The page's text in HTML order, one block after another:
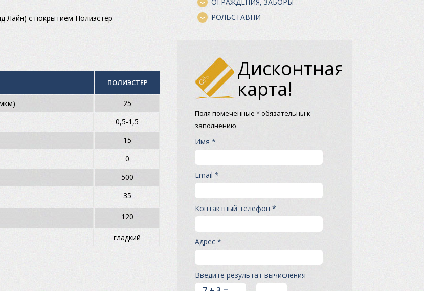
Лайн) с покрытием Полиэстер
ПОЛИЭСТЕР
25
0,5-1,5
15
0
500
35
120
гладкий
РОЛЬСТАВНИ
Дисконтная
карта!
Поля помеченные * обязательны к
заполнению
Имя *
Email *
Контактный телефон *
Адрес *
Введите результат вычисления